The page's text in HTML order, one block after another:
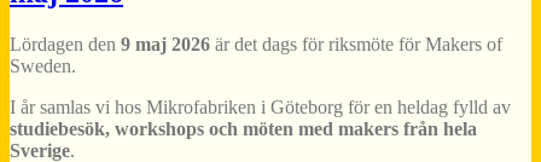
Lördagen den 9 maj 2026 är det dags för riksmöte förMakers of
Sweden.
I år samlas vi hos Mikrofabriken i Göteborg för en heldag fylld av
studiebesök, workshops och möten med makers från hela
Sverige.